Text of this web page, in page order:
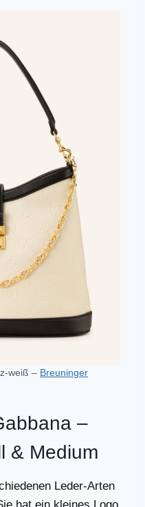
weiß – Breuninger
–
& Medium
Leder-Arten
hat ein kleines Logo